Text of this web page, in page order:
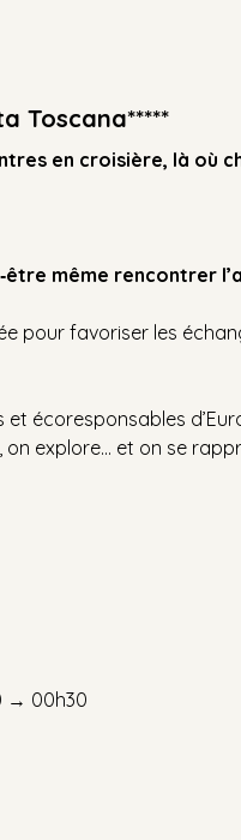
Toscana*****
en croisière, là où
même rencontrer
pour favoriser les
et écoresponsables
on explore… et on se
→ 00h30